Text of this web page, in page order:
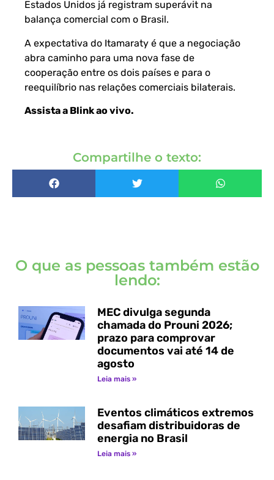
Estados Unidos já registram superávit na
balança comercial com o Brasil.
A expectativa do Itamaraty é que a negociação
abra caminho para uma nova fase de
cooperação entre os dois países e para o
reequilíbrio nas relações comerciais bilaterais.
Assista a Blink ao vivo.
Compartilhe o texto:
O que as pessoas também estão
lendo:
MEC divulga segunda
chamada do Prouni 2026;
prazo para comprovar
documentos vai até 14 de
agosto
Leia mais »
Eventos climáticos extremos
desafiam distribuidoras de
energia no Brasil
Leia mais »